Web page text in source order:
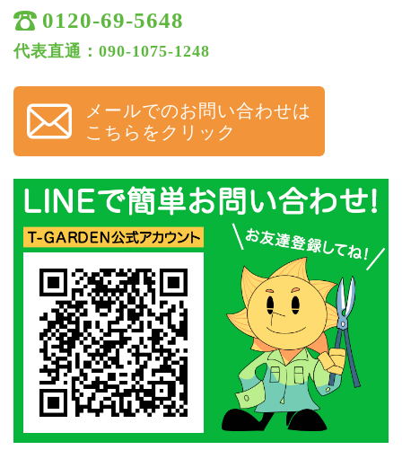
0120-69-5648
代表直通：090-1075-1248
メールでのお問い合わせは
こちらをクリック